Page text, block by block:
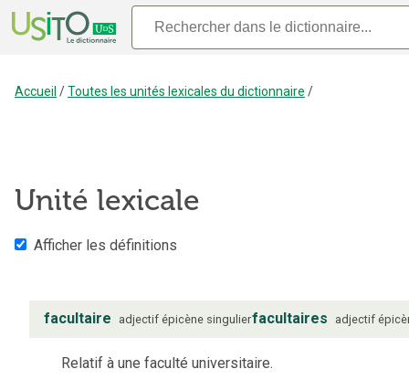
Accueil /Toutes les unités lexicales du dictionnaire /
Unité lexicale
Afficher les définitions
facultaire adjectif épicène singulierfacultaires adjectif
Relatif à une faculté universitaire.